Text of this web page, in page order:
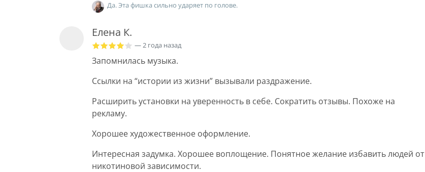
Да. Эта фишка сильно ударяет по голове.
Елена К.
— 2 года назад
Запомнилась музыка.
Ссылки на “истории из жизни” вызывали раздражение.
Расширить установки на уверенность в себе. Сократить отзывы. Похоже на
рекламу.
Хорошее художественное оформление.
Интересная задумка. Хорошее воплощение. Понятное желание избавить людей от
никотиновой зависимости.